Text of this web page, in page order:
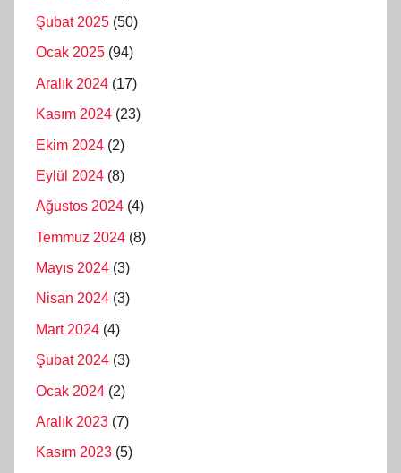
Şubat 2025 (50)
Ocak 2025 (94)
Aralık 2024 (17)
Kasım 2024 (23)
Ekim 2024 (2)
Eylül 2024 (8)
Ağustos 2024 (4)
Temmuz 2024 (8)
Mayıs 2024 (3)
Nisan 2024 (3)
Mart 2024 (4)
Şubat 2024 (3)
Ocak 2024 (2)
Aralık 2023 (7)
Kasım 2023 (5)